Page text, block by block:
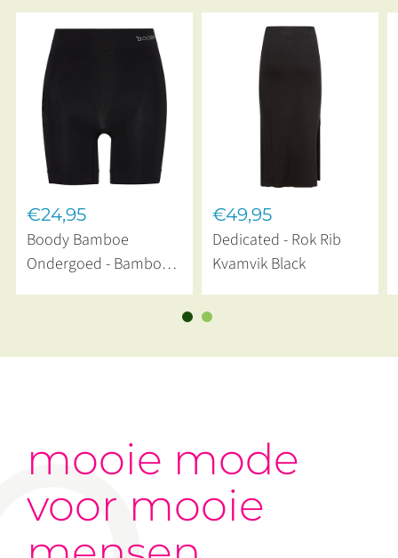
€24,95
Boody Bamboe
Ondergoed - Bamboe
€49,95
Dedicated - Rok Rib
Kvamvik Black
mooie mode
voor mooie